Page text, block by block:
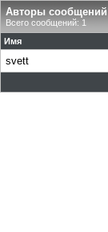
Авторы сообщений
Всего сообщений: 1
Имя
svett